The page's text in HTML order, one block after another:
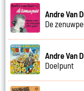
Andre Van
De
Andre Van
Doelpunt